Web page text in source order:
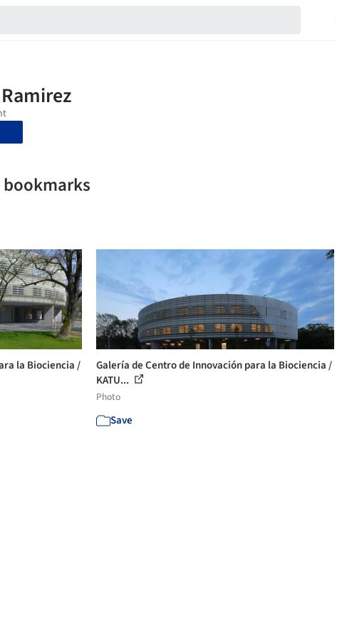
la Biociencia /
Galería de Centro de Innovación para la Biociencia /
KATU...
Photo
Save